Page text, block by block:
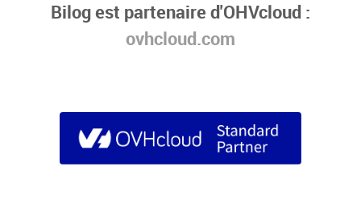
Bilog est partenaire d'OHVcloud :
ovhcloud.com